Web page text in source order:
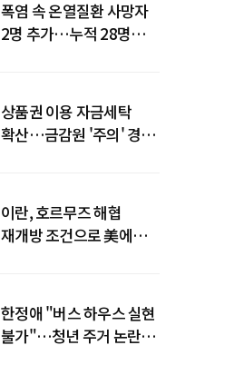
폭염 속 온열질환 사망자
2명 추가…누적 28명으로
상품권 이용 자금세탁
확산…금감원 '주의' 경보
이란, 호르무즈 해협
재개방 조건으로 美에
한정애 "버스 하우스 실현
불가"…청년 주거 논란